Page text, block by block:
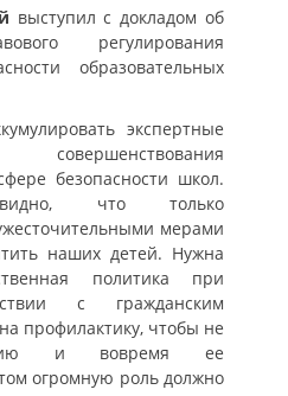
выступил с докладом об
регулирования
образовательных
экспертные
безопасности школ.
что только
мерами
наших детей. Нужна
политика при
с гражданским
профилактику, чтобы не
и вовремя ее
огромную роль должно